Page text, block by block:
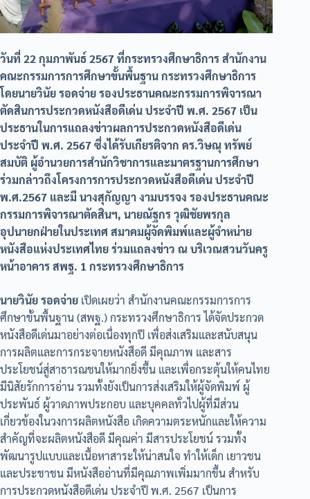
วันที่ 22 กุมภาพันธ์ 2567 ที่กระทรวงศึกษาธิการ สำนักงาน
คณะกรรมการการศึกษาขั้นพื้นฐาน กระทรวงศึกษาธิการ
โดยนายวินัย รอดจ่าย รองประธานคณะกรรมการพิจารณา
ตัดสินการประกวดหนังสือดีเด่น ประจำปี พ.ศ. 2567 เป็น
ประธานในการแถลงข่าวผลการประกวดหนังสือดีเด่น
ประจำปี พ.ศ. 2567 ซึ่งได้รับเกียรติจาก ดร.วิษณุ ทรัพย์
สมบัติ ผู้อำนวยการสำนักวิชาการและมาตรฐานการศึกษา
ร่วมกล่าวถึงโครงการการประกวดหนังสือดีเด่น ประจำปี
พ.ศ.2567 และมี นางสุกัญญา งามบรรจง รองประธานคณะ
กรรมการพิจารณาตัดสินฯ, นายณัฐกร วุฒิชัยพรกุล
อุปนายกฝ่ายในประเทศ สมาคมผู้จัดพิมพ์และผู้จำหน่าย
หนังสือแห่งประเทศไทย ร่วมแถลงข่าว ณ บริเวณสวนวันครู
หน้าอาคาร สพฐ. 1 กระทรวงศึกษาธิการ
นายวินัย รอดจ่าย เปิดเผยว่า สำนักงานคณะกรรมการการ
ศึกษาขั้นพื้นฐาน (สพฐ.) กระทรวงศึกษาธิการ ได้จัดประกวด
หนังสือดีเด่นมาอย่างต่อเนื่องทุกปี เพื่อส่งเสริมและสนับสนุน
การผลิตและการกระจายหนังสือดี มีคุณภาพ และสาร
ประโยชน์สู่สาธารณชนให้มากยิ่งขึ้น และเพื่อกระตุ้นให้คนไทย
มีนิสัยรักการอ่าน รวมทั้งยังเป็นการส่งเสริมให้ผู้จัดพิมพ์ ผู้
ประพันธ์ ผู้วาดภาพประกอบ และบุคคลทั่วไปผู้ที่มีส่วน
เกี่ยวข้องในวงการผลิตหนังสือ เกิดความตระหนักและให้ความ
สำคัญที่จะผลิตหนังสือดี มีคุณค่า มีสารประโยชน์ รวมทั้ง
พัฒนารูปแบบและเนื้อหาสาระให้น่าสนใจ ทำให้เด็ก เยาวชน
และประชาชน มีหนังสืออ่านที่มีคุณภาพเพิ่มมากขึ้น สำหรับ
การประกวดหนังสือดีเด่น ประจำปี พ.ศ. 2567 เป็นการ